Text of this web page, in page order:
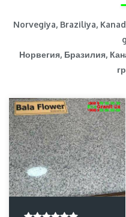
Norvegiya, Braziliya,
Норвегия, Бразилия,